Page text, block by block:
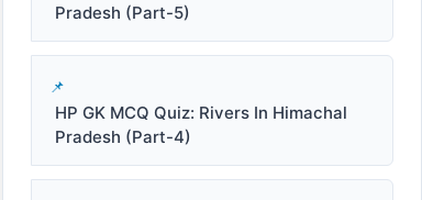
Pradesh (Part-5)
HP GK MCQ Quiz: Rivers In Himachal
Pradesh (Part-4)